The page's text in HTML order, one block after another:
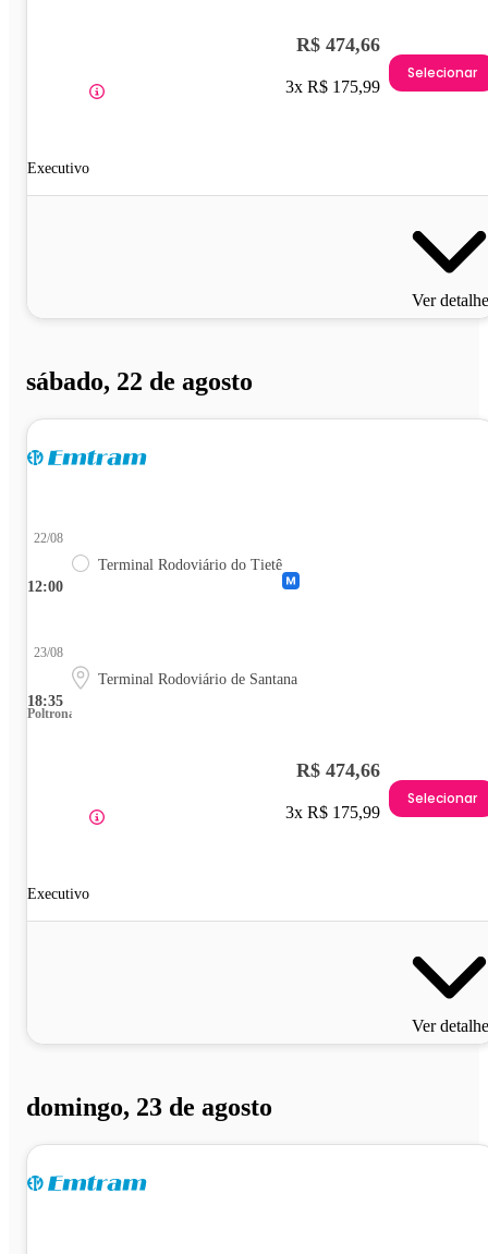
Executivo
R$ 474,66
3x R$ 175,99
Selecionar
Ver
sábado, 22 de agosto
12:00
22/08
Terminal Rodoviário do Tietê
18:35
23/08
Terminal Rodoviário de Santana
Poltrona
Executivo
R$ 474,66
3x R$ 175,99
Selecionar
Ver
domingo, 23 de agosto